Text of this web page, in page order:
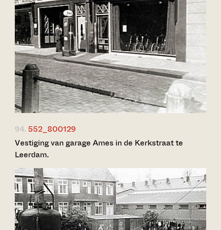
94. 552_800129
Vestiging van garage Ames in de Kerkstraat te
Leerdam.